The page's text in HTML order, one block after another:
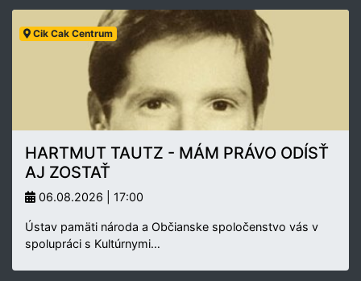
Cik Cak Centrum
HARTMUT TAUTZ - MÁM PRÁVO ODÍSŤ
AJ ZOSTAŤ
06.08.2026 | 17:00
Ústav pamäti národa a Občianske spoločenstvo vás v
spolupráci s Kultúrnymi…